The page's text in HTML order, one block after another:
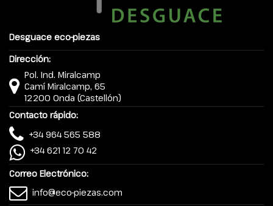
Desguace eco-piezas
Dirección:
Pol. Ind. Miralcamp
Camí Miralcamp, 65
12200 Onda (Castellón)
Contacto rápido:
+34 964 565 588
+34 621 12 70 42
Correo Electrónico:
info@eco-piezas.com